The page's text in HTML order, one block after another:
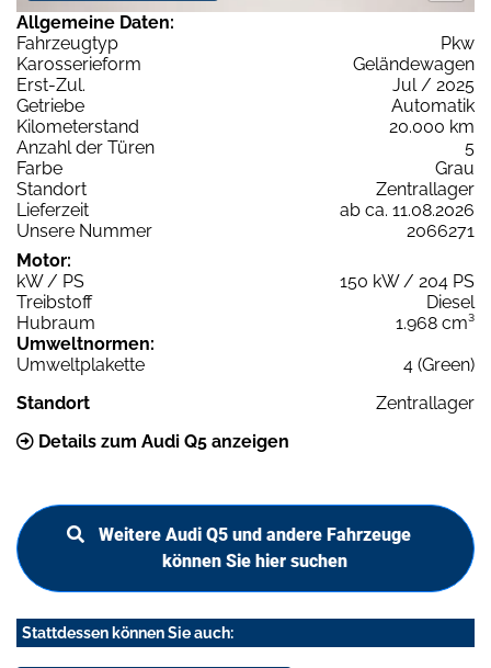
Allgemeine Daten:
Fahrzeugtyp
Pkw
Karosserieform
Geländewagen
Erst-Zul.
Jul / 2025
Getriebe
Automatik
Kilometerstand
20.000 km
Anzahl der Türen
5
Farbe
Grau
Standort
Zentrallager
Lieferzeit
ab ca. 11.08.2026
Unsere Nummer
2066271
Motor:
kW / PS
150 kW / 204 PS
Treibstoff
Diesel
Hubraum
1.968 cm³
Umweltnormen:
Umweltplakette
4 (Green)
Standort
Zentrallager
Details zum Audi Q5 anzeigen
Weitere Audi Q5 und andere Fahrzeuge
können Sie hier suchen
Stattdessen können Sie auch: